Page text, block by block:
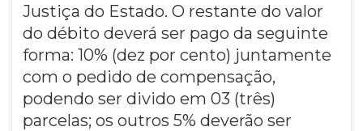
Justiça do Estado. O restante do valor
do débito deverá ser pago da seguinte
forma: 10% (dez por cento) juntamente
com o pedido de compensação,
podendo ser divido em 03 (três)
parcelas; os outros 5% deverão ser